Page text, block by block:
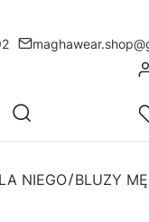
Otwórz
Szukaj
NIEGO BLUZY